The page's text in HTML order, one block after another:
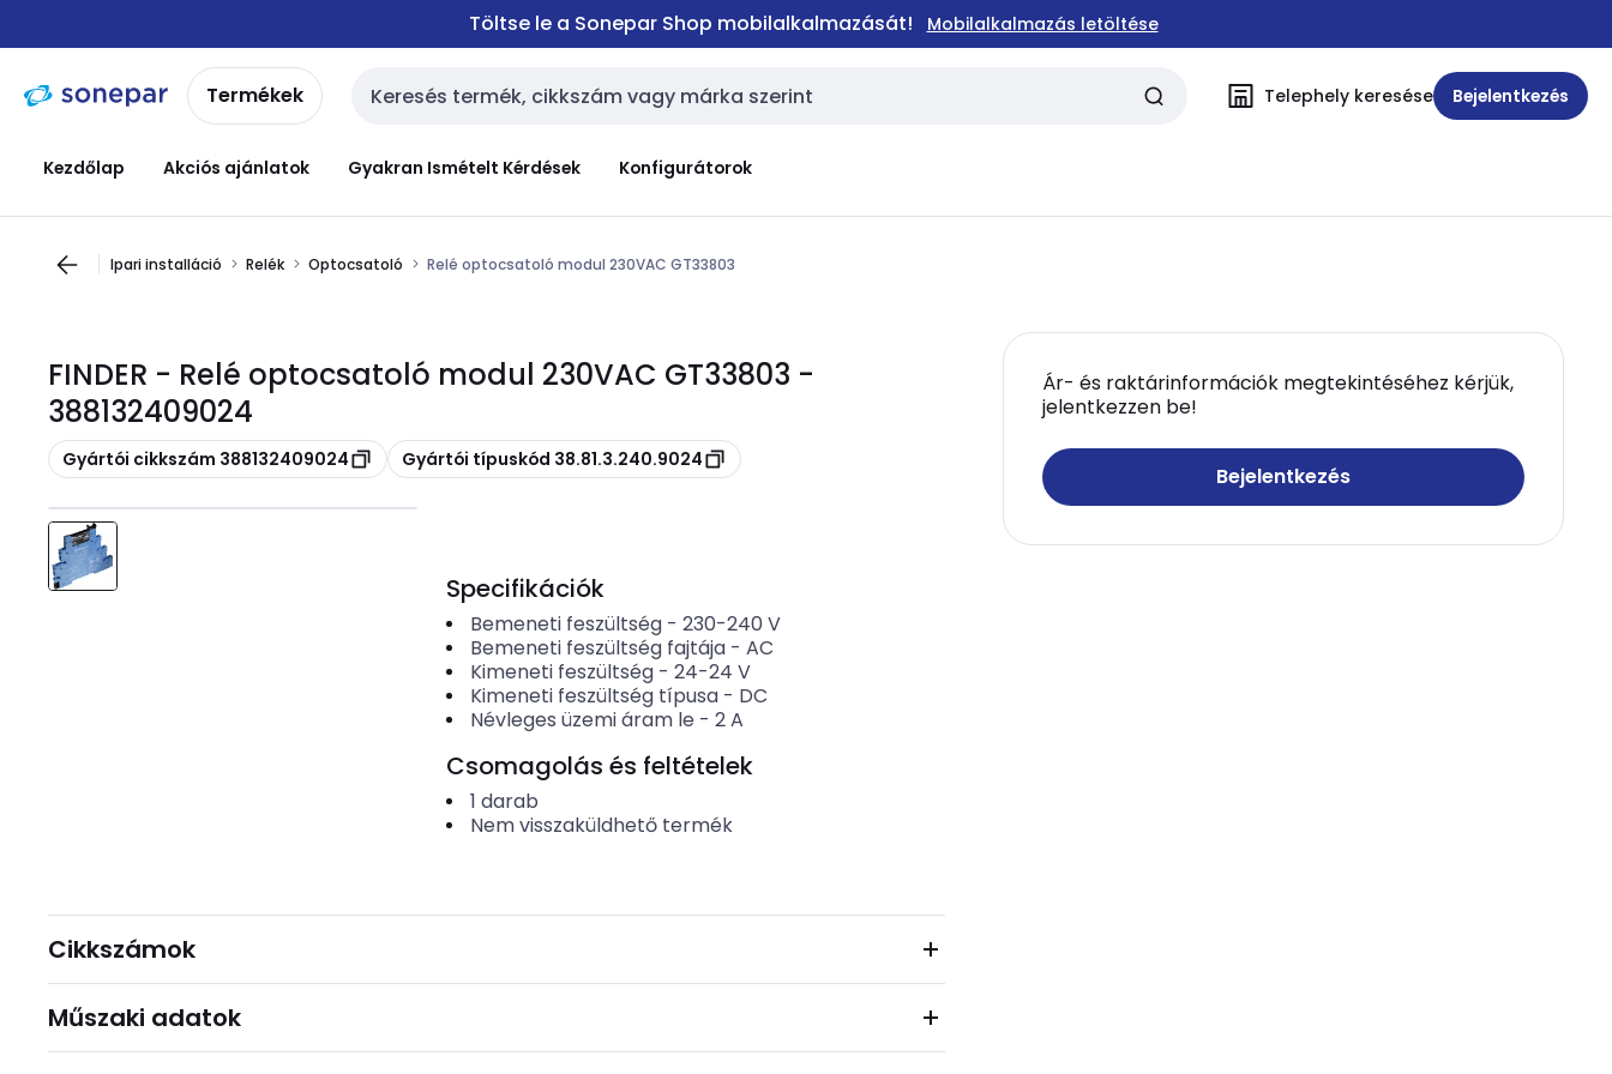
navigációhoztartalomra
Töltse le a Sonepar Shop mobilalkalmazását! Mobilalkalmazás letöltése
Termékek Keresési bemenet Telephely keresése Bejelentkezés
Kezdőlap Akciós ajánlatok Gyakran Ismételt Kérdések Konfigurátorok
Ipari installáció Relék Optocsatoló Relé optocsatoló modul 230VAC GT33803
FINDER - Relé optocsatoló modul 230VAC GT33803 -
388132409024
Másolás
Gyártói cikkszám 388132409024 Másolás
Gyártói típuskód 38.81.3.240.9024
Ár- és raktárinformációk megtekintéséhez kérjük,
jelentkezzen be!
Bejelentkezés
Specifikációk
Bemeneti feszültség- 230-240 V
Bemeneti feszültség fajtája- AC
Kimeneti feszültség- 24-24 V
Kimeneti feszültség típusa- DC
Névleges üzemi áram le - 2A
Csomagolás és feltételek
1 darab
Nem visszaküldhető termék
Cikkszámok
Műszaki adatok